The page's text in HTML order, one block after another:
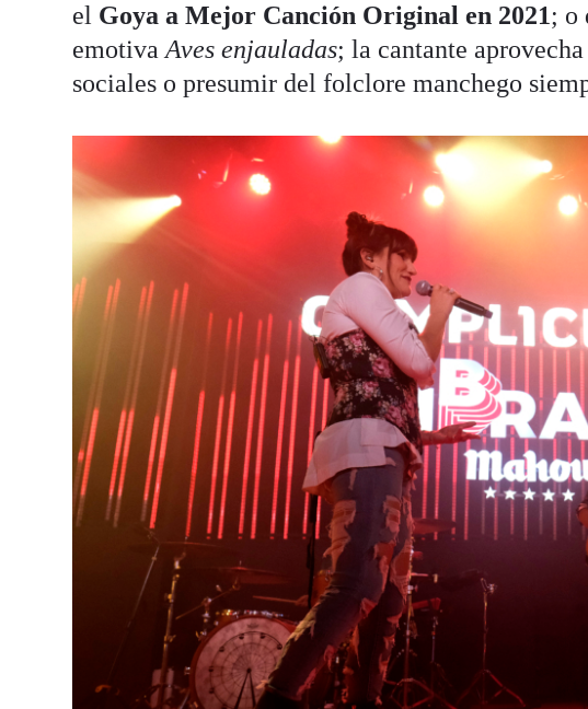
el Goya a Mejor Canción Original en 2021; o
emotivaAves enjauladas; la cantante
sociales o presumir del folclore manchego